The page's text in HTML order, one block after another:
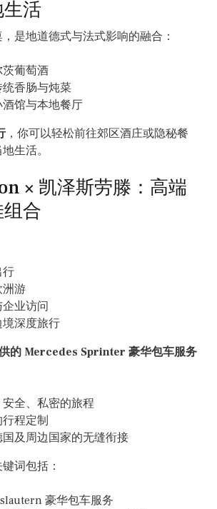
活
是地道德式与法式影响的融合：
葡萄酒
香肠与炖菜
馆与本地餐厅
，你可以轻松前往郊区酒庄或隐秘餐
生活。
× 凯泽斯劳滕：高端
合
行
洲游
业访问
深度旅行
的 Mercedes Sprinter 豪华包车服务
全、私密的旅程
行程定制
及周边国家的无缝衔接
词包括：
豪华包车服务